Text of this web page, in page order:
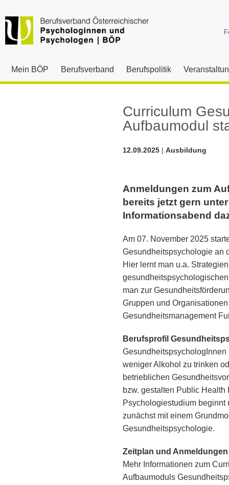
Mein BÖP Berufsverband Berufspolitik
Curriculum
Aufbaumodul
12.09.2025 | Ausbildung
Anmeldungen zum
bereits jetzt gern
Informationsabend
Am 07. November 2025
Gesundheitspsychologie an
Hier lernt man u.a.
man zur
Gruppen und
Gesundheitsmanagement
Berufsprofil
weniger Alkohol zu trinken
betrieblichen
bzw. gestalten Public
Psychologiestudium beginnt
zunächst mit einem
Gesundheitspsychologie.
Zeitplan und Anmeldungen
Mehr Informationen zum
Aufbaumoduls